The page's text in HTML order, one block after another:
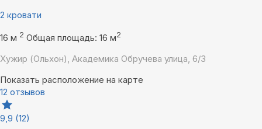
2 кровати
16 м 2 Общая площадь: 16 м2
Хужир (Ольхон), Академика Обручева улица, 6/3
Показать расположение на карте
12 отзывов
9,9 (12)